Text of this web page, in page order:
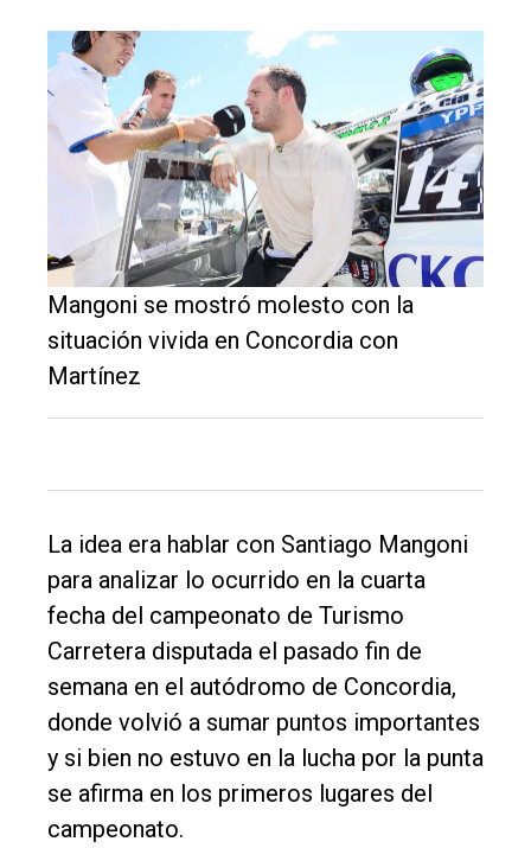
Mangoni se mostró molesto con la
situación vivida en Concordia con
Martínez
La idea era hablar con Santiago Mangoni
para analizar lo ocurrido en la cuarta
fecha del campeonato de Turismo
Carretera disputada el pasado fin de
semana en el autódromo de Concordia,
donde volvió a sumar puntos importantes
y si bien no estuvo en la lucha por la punta
se afirma en los primeros lugares del
campeonato.